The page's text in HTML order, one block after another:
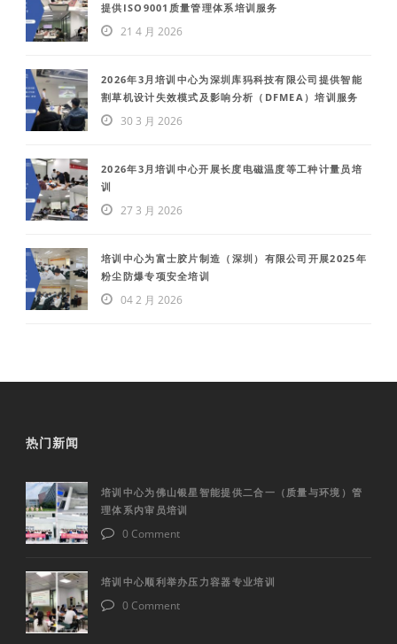
提供ISO9001质量管理体系培训服务
21 4 月 2026
2026年3月培训中心为深圳库犸科技有限公司提供智能
割草机设计失效模式及影响分析（DFMEA）培训服务
30 3 月 2026
2026年3月培训中心开展长度电磁温度等工种计量员培
训
27 3 月 2026
培训中心为富士胶片制造（深圳）有限公司开展2025年
粉尘防爆专项安全培训
04 2 月 2026
热门新闻
培训中心为佛山银星智能提供二合一（质量与环境）管
理体系内审员培训
0 Comment
培训中心顺利举办压力容器专业培训
0 Comment